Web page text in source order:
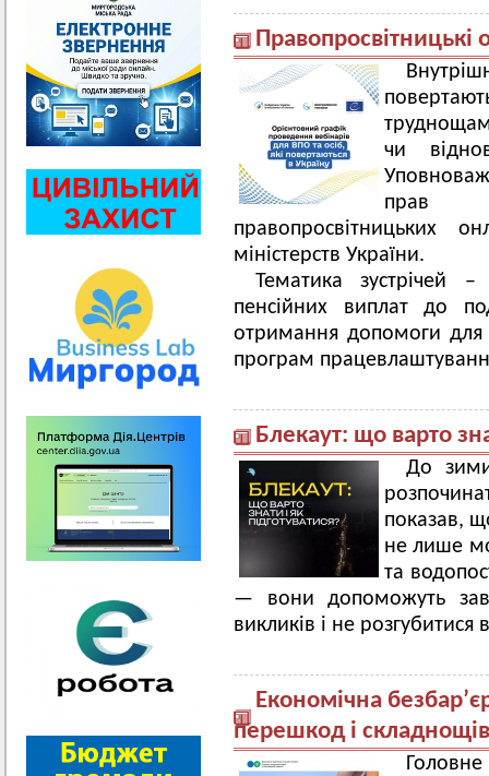
чи
прав
правопросвітницьких
міністерств України.
Тематика зустрічей
пенсійних виплат до
отримання допомоги для
програм
Блекаут: що варто
До
показав,
не лише
та
— вони допоможуть
викликів і не
Економічна
перешкод і складнощів